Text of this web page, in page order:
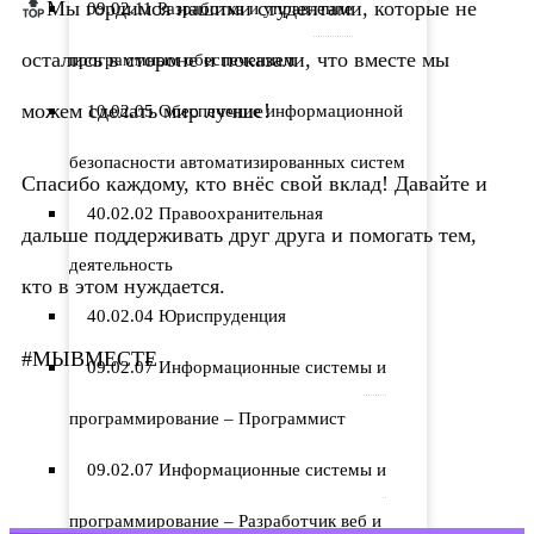
09.02.11 Разработка и управление
программным обеспечением
10.02.05 Обеспечение информационной
безопасности автоматизированных систем
40.02.02 Правоохранительная
деятельность
40.02.04 Юриспруденция
09.02.07 Информационные системы и
программирование – Программист
09.02.07 Информационные системы и
программирование – Разработчик веб и
Мы гордимся нашими студентами, которые не
остались в стороне и показали, что вместе мы
можем сделать мир лучше!
Спасибо каждому, кто внёс свой вклад! Давайте и
дальше поддерживать друг друга и помогать тем,
кто в этом нуждается.
#МЫВМЕСТЕ